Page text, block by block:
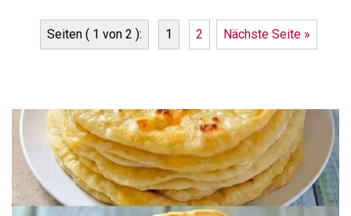
Seiten ( 1 von 2 ): 1 2 Nächste Seite »